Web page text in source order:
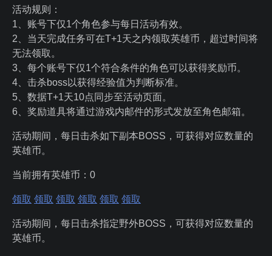
活动规则：
1、账号下仅1个角色参与每日活动有效。
2、当天完成任务可在T+1天之内领取英雄币，超过时间将
无法领取。
3、每个账号下仅1个符合条件的角色可以获得奖励币。
4、击杀boss以获得经验值为判断标准。
5、数据T+1天10点同步至活动页面。
6、奖励道具将通过游戏内邮件的形式发放至角色邮箱。
活动期间，每日击杀如下副本BOSS，可获得对应数量的
英雄币。
当前拥有英雄币： 0
领取 领取 领取 领取 领取 领取
活动期间，每日击杀指定野外BOSS，可获得对应数量的
英雄币。